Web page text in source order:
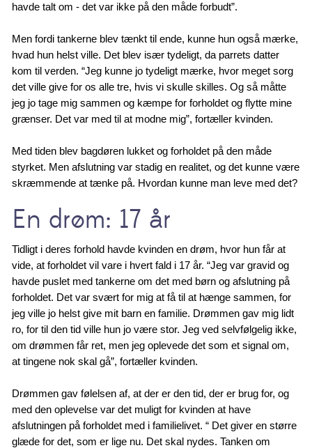
havde talt om - det var ikke på den måde forbudt”.
Men fordi tankerne blev tænkt til ende, kunne hun også mærke,
hvad hun helst ville. Det blev især tydeligt, da parrets datter
kom til verden. “Jeg kunne jo tydeligt mærke, hvor meget sorg
det ville give for os alle tre, hvis vi skulle skilles. Og så måtte
jeg jo tage mig sammen og kæmpe for forholdet og flytte mine
grænser. Det var med til at modne mig”, fortæller kvinden.
Med tiden blev bagdøren lukket og forholdet på den måde
styrket. Men afslutning var stadig en realitet, og det kunne være
skræmmende at tænke på. Hvordan kunne man leve med det?
En drøm: 17 år
Tidligt i deres forhold havde kvinden en drøm, hvor hun får at
vide, at forholdet vil vare i hvert fald i 17 år. “Jeg var gravid og
havde puslet med tankerne om det med børn og afslutning på
forholdet. Det var svært for mig at få til at hænge sammen, for
jeg ville jo helst give mit barn en familie. Drømmen gav mig lidt
ro, for til den tid ville hun jo være stor. Jeg ved selvfølgelig ikke,
om drømmen får ret, men jeg oplevede det som et signal om,
at tingene nok skal gå”, fortæller kvinden.
Drømmen gav følelsen af, at der er den tid, der er brug for, og
med den oplevelse var det muligt for kvinden at have
afslutningen på forholdet med i familielivet. “ Det giver en større
glæde for det, som er lige nu. Det skal nydes. Tanken om